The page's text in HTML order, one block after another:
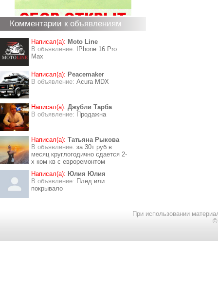
Комментарии к объявлениям
Написал(а): Moto Line
В объявление:
IPhone 16 Pro
Max
Написал(а): Peacemaker
В объявление: Acura MDX
Написал(а): Джубли Тарба
В объявление: Продажна
Написал(а): Татьяна Рыкова
В объявление: за 30т руб в
месяц круглогодично сдается 2-
х ком кв с евроремонтом
Написал(а): Юлия Юлия
В объявление: Плед или
покрывало
При использовании